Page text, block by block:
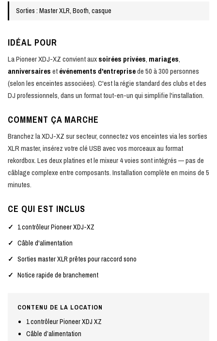
Sorties : Master XLR, Booth, casque
IDÉAL POUR
La Pioneer XDJ-XZ convient auxsoirées privées, mariages,
anniversairesetévénements d'entreprisede 50 à 300 personnes
(selon les enceintes associées). C'est la régie standard des clubs et des
DJ professionnels, dans un format tout-en-un qui simplifie l'installation.
COMMENT ÇA MARCHE
Branchez la XDJ-XZ sur secteur, connectez vos enceintes via les sorties
XLR master, insérez votre clé USB avec vos morceaux au format
rekordbox. Les deux platines et le mixeur 4 voies sont intégrés — pas de
câblage complexe entre composants. Installation complète en moins de 5
minutes.
CE QUI EST INCLUS
1 contrôleur Pioneer XDJ-XZ
Câble d'alimentation
Sorties master XLR prêtes pour raccord sono
Notice rapide de branchement
CONTENU DE LA LOCATION
1 contrôleur Pioneer XDJ XZ
Câble d’alimentation